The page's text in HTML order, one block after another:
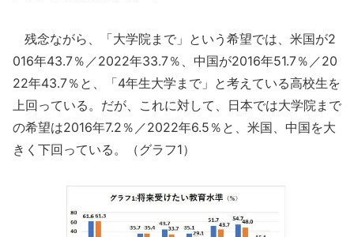
残念ながら、「大学院まで」という希望では、米国が2
016年43.7％／2022年33.7％、中国が2016年51.7％／20
22年43.7％と、「4年生大学まで」と考えている高校生を
上回っている。だが、これに対して、日本では大学院まで
の希望は2016年7.2％／2022年6.5％と、米国、中国を大
きく下回っている。（グラフ1）